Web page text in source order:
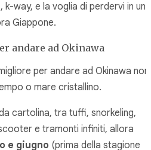
way, e la voglia di perdervi in un
Giappone.
andare ad Okinawa
per andare ad Okinawa non
o mare cristallino.
cartolina, tra tuffi, snorkeling,
e tramonti infiniti, allora
e giugno (prima della stagione